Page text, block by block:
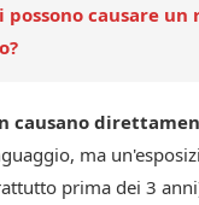
possono causare
causano
ma
prima dei 3